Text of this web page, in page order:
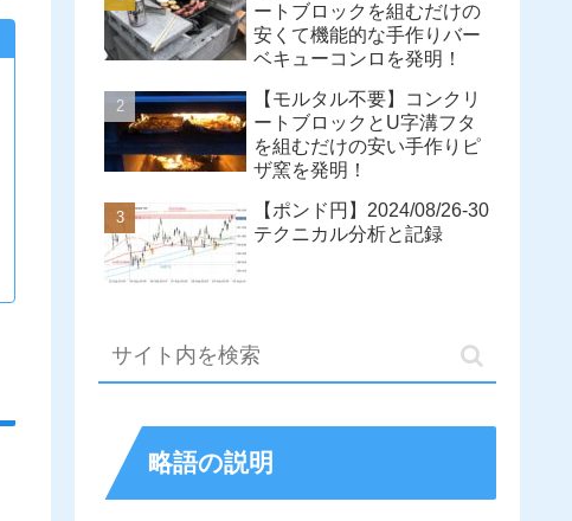
ートブロックを組むだけの
安くて機能的な手作りバー
ベキューコンロを発明！
【モルタル不要】コンクリ
ートブロックとU字溝フタ
を組むだけの安い手作りピ
ザ窯を発明！
【ポンド円】2024/08/26-30
テクニカル分析と記録
略語の説明